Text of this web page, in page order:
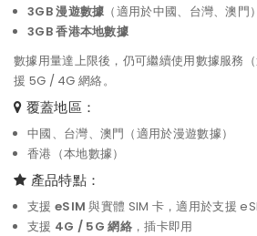
3GB 漫遊數據 （適用於中國、台灣、澳門）
3GB 香港本地數據
數據用量達上限後，仍可繼續使用數據服務
援 5G / 4G 網絡。
覆蓋地區：
中國、台灣、澳門（適用於漫遊數據）
香港（本地數據）
產品特點：
支援 eSIM 與實體 SIM 卡，適用於支援
支援 4G / 5G 網絡，插卡即用